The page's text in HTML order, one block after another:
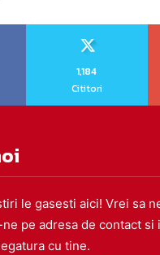
1,184
Cititori
le gasesti aici! Vrei sa
pe adresa de contact si
cu tine.